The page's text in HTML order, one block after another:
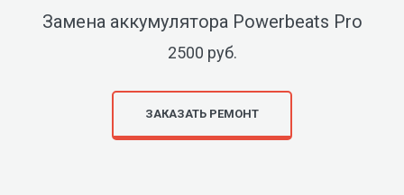
Замена аккумулятора Powerbeats Pro
2500 руб.
ЗАКАЗАТЬ РЕМОНТ